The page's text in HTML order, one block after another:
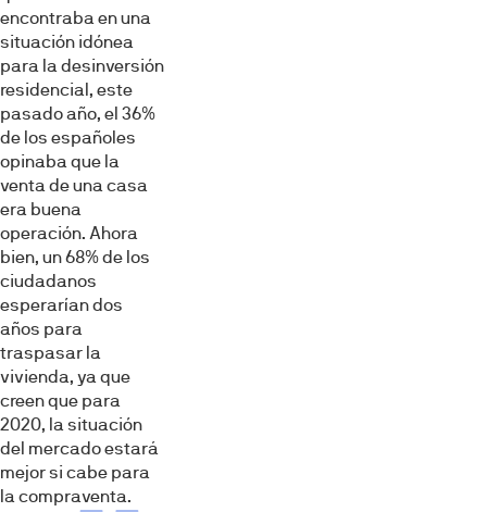
encontraba en una
situación idónea
para la desinversión
residencial, este
pasado año, el 36%
de los españoles
opinaba que la
venta de una casa
era buena
operación. Ahora
bien, un 68% de los
ciudadanos
esperarían dos
años para
traspasar la
vivienda, ya que
creen que para
2020, la situación
del mercado estará
mejor si cabe para
la compraventa.